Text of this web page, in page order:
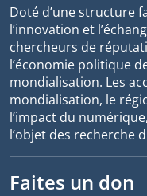
Doté d’une structure
l’innovation et
chercheurs de
l’économie politique
mondialisation. Les
mondialisation, le
l’impact du
l’objet des recherche
Faites un don